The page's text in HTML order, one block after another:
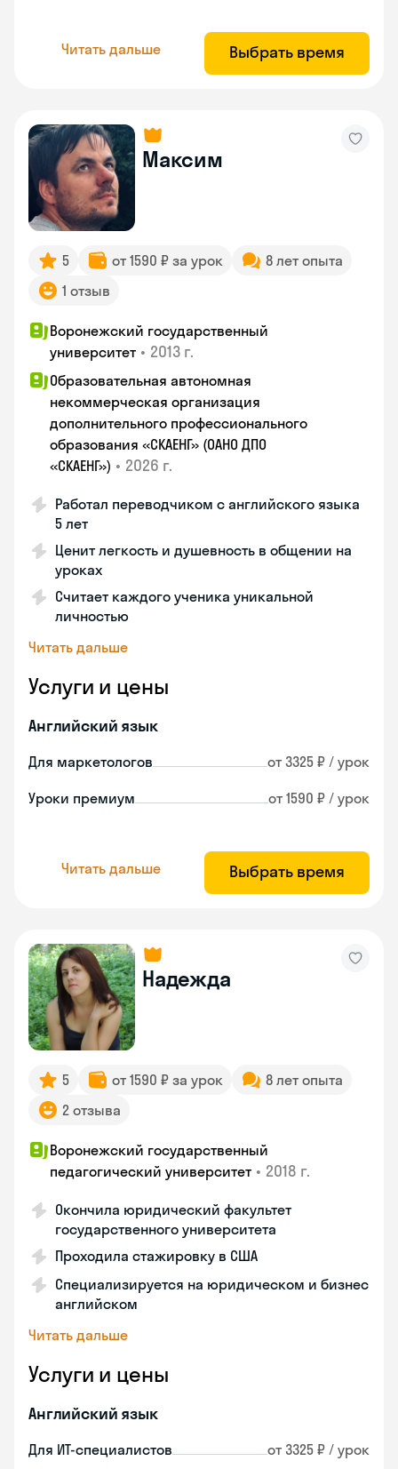
Читать дальше Выбрать время
Максим
5 от 1590 ₽ за урок
8 лет опыта
1 отзыв
Воронежский государственный
университет • 2013 г.
Образовательная автономная
некоммерческая организация
дополнительного профессионального
образования «СКАЕНГ» (ОАНО ДПО
«СКАЕНГ») • 2026 г.
Работал переводчиком с английского языка
5 лет
Ценит легкость и душевность в общении на
уроках
Считает каждого ученика уникальной
личностью
Читать дальше
Услуги и цены
Английский язык
Для маркетологов от 3325 ₽ / урок
Уроки премиум от 1590 ₽ / урок
Читать дальше Выбрать время
Надежда
5 от 1590 ₽ за урок
8 лет опыта
2 отзыва
Воронежский государственный
педагогический университет • 2018 г.
Окончила юридический факультет
государственного университета
Проходила стажировку в США
Специализируется на юридическом и бизнес
английском
Читать дальше
Услуги и цены
Английский язык
Для ИТ-специалистов от 3325 ₽ / урок